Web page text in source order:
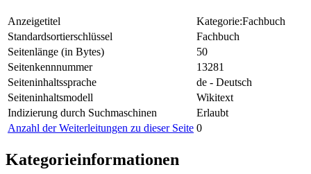
Anzeigetitel
Kategorie:Fachbuch
Standardsortierschlüssel
Fachbuch
Seitenlänge (in Bytes)
50
Seitenkennnummer
13281
Seiteninhaltssprache
de - Deutsch
Seiteninhaltsmodell
Wikitext
Indizierung durch Suchmaschinen
Erlaubt
Anzahl der Weiterleitungen zu dieser Seite 0
Kategorieinformationen